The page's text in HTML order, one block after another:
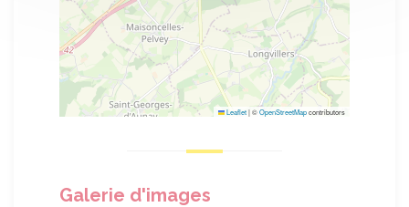
Leaflet|©OpenStreetMapcontributors
Galerie d'images